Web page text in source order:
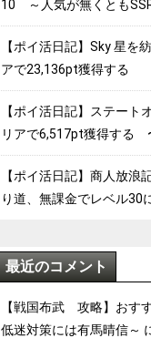
10 ～人気が無くとも
【ポイ活日記】Sky 星
アで23,136pt獲得する
【ポイ活日記】ステート
リアで6,517pt獲得する
【ポイ活日記】商人放浪
り道、無課金でレベル30
最近のコメント
【戦国布武 攻略】おす
低迷対策には有馬晴信～